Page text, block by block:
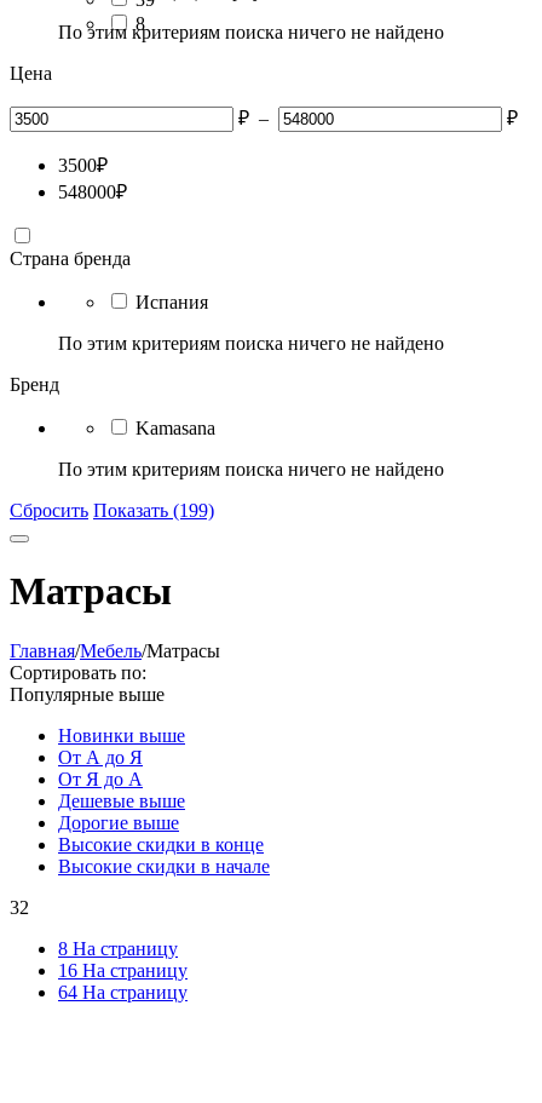
8
По этим критериям поиска ничего не найдено
Цена
₽ – ₽
3500₽
548000₽
Страна бренда
Испания
По этим критериям поиска ничего не найдено
Бренд
Kamasana
По этим критериям поиска ничего не найдено
Сбросить Показать (199)
Матрасы
Главная/Мебель/Матрасы
Сортировать по:
Популярные выше
Новинки выше
От А до Я
От Я до А
Дешевые выше
Дорогие выше
Высокие скидки в конце
Высокие скидки в начале
32
8 На страницу
16 На страницу
64 На страницу